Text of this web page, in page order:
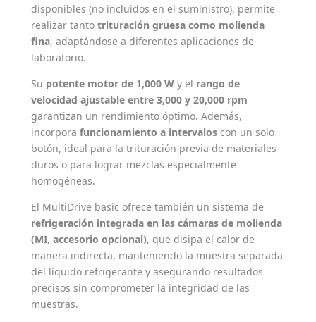
disponibles (no incluidos en el suministro), permite
realizar tanto trituración gruesa como molienda
fina, adaptándose a diferentes aplicaciones de
laboratorio.
Su potente motor de 1,000 W y el rango de
velocidad ajustable entre 3,000 y 20,000 rpm
garantizan un rendimiento óptimo. Además,
incorpora funcionamiento a intervalos con un solo
botón, ideal para la trituración previa de materiales
duros o para lograr mezclas especialmente
homogéneas.
El MultiDrive basic ofrece también un sistema de
refrigeración integrada en las cámaras de molienda
(MI, accesorio opcional), que disipa el calor de
manera indirecta, manteniendo la muestra separada
del líquido refrigerante y asegurando resultados
precisos sin comprometer la integridad de las
muestras.